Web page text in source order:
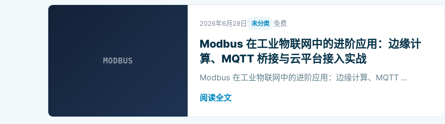
MODBUS
2026年6月28日 未分类 免费
Modbus 在工业物联网中的进阶应用：边缘计
算、MQTT 桥接与云平台接入实战
Modbus 在工业物联网中的进阶应用：边缘计算、MQTT ...
阅读全文